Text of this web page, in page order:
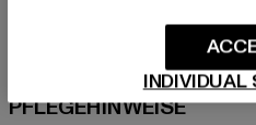
GRÖSSE & PASSFORM
PFLEGEHINWEISE
INDIVIDUAL